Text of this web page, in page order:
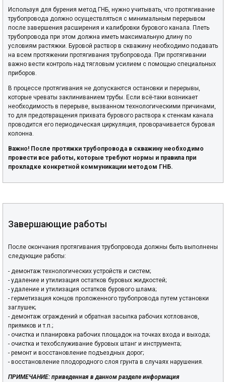
Используя для бурения метод ГНБ, нужно учитывать, что протягивание
трубопровода должно осуществляться с минимальным перерывом
после завершения расширения и калибровки бурового канала. Плеть
трубопровода при этом должна иметь максимальную длину по
условиям растяжки. Буровой раствор в скважину необходимо подавать
на всем протяжении протягивания трубопровода. При протягивании
важно вести контроль над тягловым усилием с помощью специальных
приборов.
В процессе протягивания не допускаются остановки и перерывы,
которые чреваты заклиниванием трубы. Если всё-таки возникает
необходимость в перерыве, вызванном технологическими причинами,
то для предотвращения прихвата бурового раствора к стенкам канала
проводится его периодическая циркуляция, проворачивается буровая
колонна.
Важно! После протяжки трубопровода в скважину необходимо
провести все работы, которые требуют нормы и правила при
прокладке конкретной коммуникации методом ГНБ.
Завершающие работы
После окончания протягивания трубопровода должны быть выполнены
следующие работы:
- демонтаж технологических устройств и систем;
- удаление и утилизация остатков буровых жидкостей;
- удаление и утилизация остатков бурового шлама;
- герметизация концов проложенного трубопровода путем установки
заглушек;
- демонтаж ограждений и обратная засыпка рабочих котлованов,
приямков и т.п.;
- очистка и планировка рабочих площадок на точках входа и выхода;
- очистка и техобслуживание буровых штанг и инструмента;
- ремонт и восстановление подъездных дорог;
- восстановление плодородного слоя грунта в случаях нарушения.
ПРИМЕЧАНИЕ: приведенная в данном разделе информация